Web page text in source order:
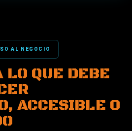
AL NEGOCIO
LO QUE DEBE
ACCESIBLE O